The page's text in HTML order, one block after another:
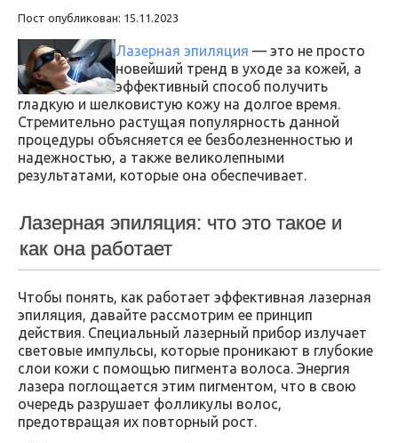
Пост опубликован: 15.11.2023
Лазерная эпиляция — это не просто
новейший тренд в уходе за кожей, а
эффективный способ получить
гладкую и шелковистую кожу на долгое время.
Стремительно растущая популярность данной
процедуры объясняется ее безболезненностью и
надежностью, а также великолепными
результатами, которые она обеспечивает.
Лазерная эпиляция: что это такое и
как она работает
Чтобы понять, как работает эффективная лазерная
эпиляция, давайте рассмотрим ее принцип
действия. Специальный лазерный прибор излучает
световые импульсы, которые проникают в глубокие
слои кожи с помощью пигмента волоса. Энергия
лазера поглощается этим пигментом, что в свою
очередь разрушает фолликулы волос,
предотвращая их повторный рост.